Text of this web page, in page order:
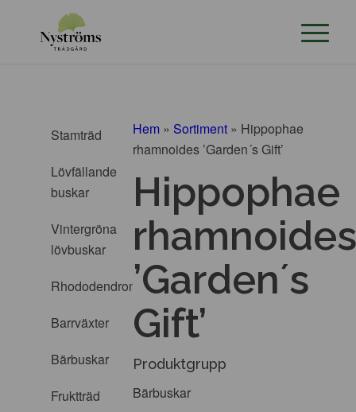
Stamträd
Lövfällande
buskar
Vintergröna
lövbuskar
Rhododendron
Barrväxter
Bärbuskar
Fruktträd
Hem » Sortiment » Hippophae
rhamnoides ’Garden´s Gift’
Hippophae
’Garden´s
Gift’
Produktgrupp
Bärbuskar